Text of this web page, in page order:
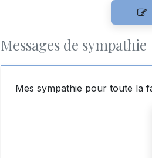
Messages de sympathie
Mes sympathie pour toute la